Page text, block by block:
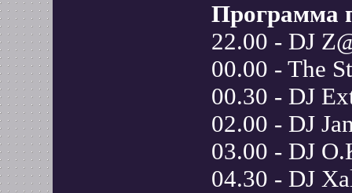
Программа
22.00 - DJ
00.00 - The
00.30 - DJ
02.00 - DJ
03.00 - DJ
04.30 - DJ